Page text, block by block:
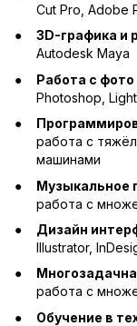
Cut Pro, Adobe
3D-графика и
Autodesk Maya
Работа с фото
Photoshop,
работа с
машинами
Музыкальное
работа с
Дизайн
Illustrator,
работа с
Обучение в